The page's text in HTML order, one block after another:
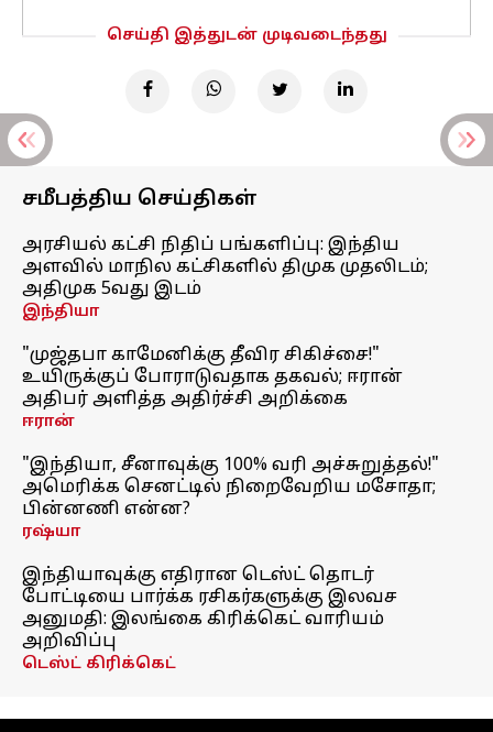
செய்தி இத்துடன் முடிவடைந்தது
சமீபத்திய செய்திகள்
அரசியல் கட்சி நிதிப் பங்களிப்பு: இந்திய
அளவில் மாநில கட்சிகளில் திமுக முதலிடம்;
அதிமுக 5வது இடம்
இந்தியா
"முஜ்தபா காமேனிக்கு தீவிர சிகிச்சை!"
உயிருக்குப் போராடுவதாக தகவல்; ஈரான்
அதிபர் அளித்த அதிர்ச்சி அறிக்கை
ஈரான்
"இந்தியா, சீனாவுக்கு 100% வரி அச்சுறுத்தல்!"
அமெரிக்க செனட்டில் நிறைவேறிய மசோதா;
பின்னணி என்ன?
ரஷ்யா
இந்தியாவுக்கு எதிரான டெஸ்ட் தொடர்
போட்டியை பார்க்க ரசிகர்களுக்கு இலவச
அனுமதி: இலங்கை கிரிக்கெட் வாரியம்
அறிவிப்பு
டெஸ்ட் கிரிக்கெட்